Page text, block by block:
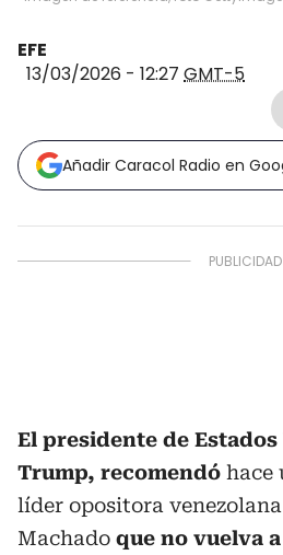
EFE
13/03/2026 - 12:27 GMT-5
Añadir Caracol Radio en
El presidente de
Trump, recomendó hace
líder opositora
Machado que no vuelva